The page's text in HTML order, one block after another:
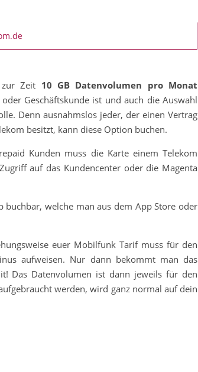
Zeit 10 GB Datenvolumen pro Monat
Geschäftskunde ist und auch die Auswahl
Denn ausnahmslos jeder, der einen Vertrag
besitzt, kann diese Option buchen.
Kunden muss die Karte einem Telekom
auf das Kundencenter oder die Magenta
welche man aus dem App Store oder
euer Mobilfunk Tarif muss für den
aufweisen. Nur dann bekommt man das
Das Datenvolumen ist dann jeweils für den
werden, wird ganz normal auf dein